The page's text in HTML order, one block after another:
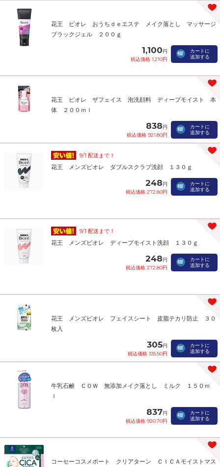
花王 ビオレ おうちｄｅエステ メイク落とし マッサージ
ブラックジェル ２００ｇ
1,100円
税込価格 1,210円
カートに
追加する
花王 ビオレ ザフェイス 泡洗顔料 ディープモイスト 本
体 ２００ｍｌ
838円
税込価格 921.80円
カートに
追加する
9/1 配送まで！
花王 メンズビオレ ダブルスクラブ洗顔 １３０ｇ
248円
税込価格 272.80円
カートに
追加する
9/1 配送まで！
花王 メンズビオレ ディープモイスト洗顔 １３０ｇ
248円
税込価格 272.80円
カートに
追加する
花王 メンズビオレ フェイスシート 皮脂テカリ防止 ３０
枚入
305円
税込価格 335.50円
カートに
追加する
牛乳石鹸 ＣＯＷ 無添加メイク落とし ミルク １５０ｍ
ｌ
837円
税込価格 920.70円
カートに
追加する
コーセーコスメポート クリアターン ＣＩＣＡモイストマス